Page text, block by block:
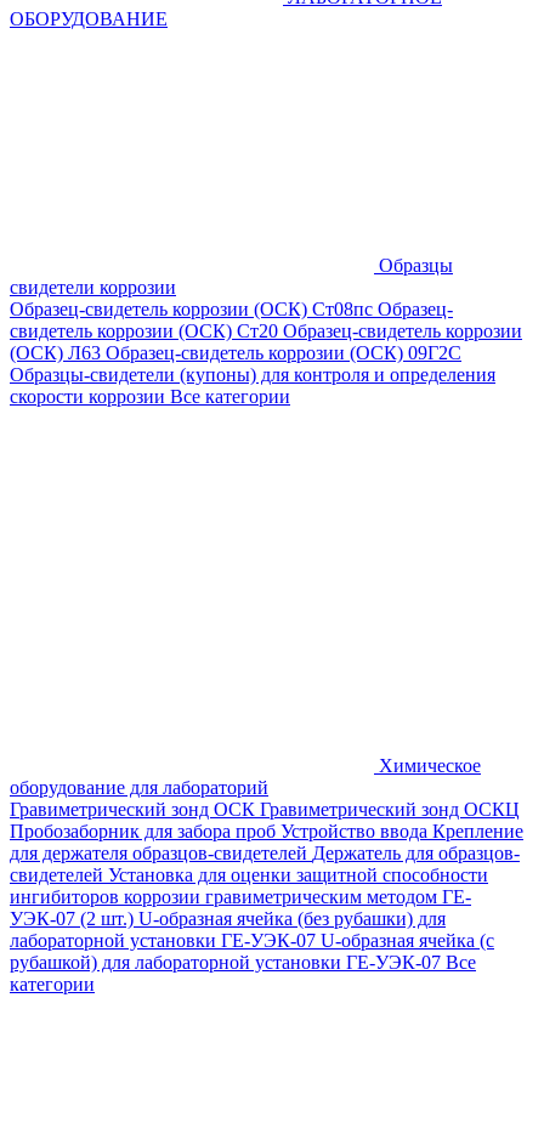
ОБОРУДОВАНИЕ
Образцы
свидетели коррозии
Образец-свидетель коррозии (ОСК) Ст08пс Образец-
свидетель коррозии (ОСК) Ст20 Образец-свидетель коррозии
(ОСК) Л63 Образец-свидетель коррозии (ОСК) 09Г2С
Образцы-свидетели (купоны) для контроля и определения
скорости коррозии Все категории
Химическое
оборудование для лабораторий
Гравиметрический зонд ОСК Гравиметрический зонд ОСКЦ
Пробозаборник для забора проб Устройство ввода Крепление
для держателя образцов-свидетелей Держатель для образцов-
свидетелей Установка для оценки защитной способности
ингибиторов коррозии гравиметрическим методом ГЕ-
УЭК-07 (2 шт.) U-образная ячейка (без рубашки) для
лабораторной установки ГЕ-УЭК-07 U-образная ячейка (с
рубашкой) для лабораторной установки ГЕ-УЭК-07 Все
категории